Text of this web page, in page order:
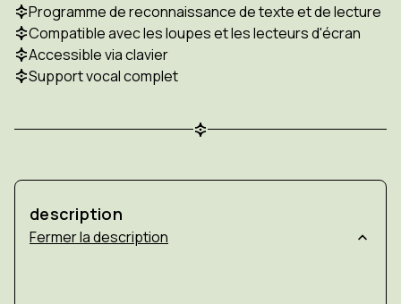
Programme de reconnaissance de texte et de lecture
Compatible avec les loupes et les lecteurs d'écran
Accessible via clavier
Support vocal complet
description
description